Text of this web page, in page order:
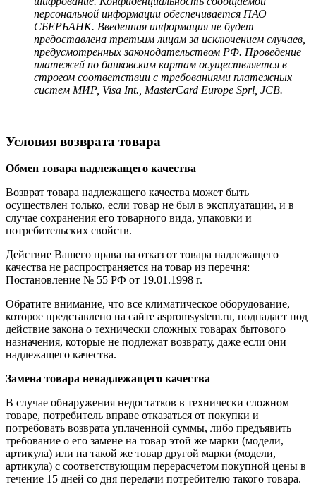
персональной информации обеспечивается ПАО
СБЕРБАНК. Введенная информация не будет
предоставлена третьим лицам за исключением случаев,
предусмотренных законодательством РФ. Проведение
платежей по банковским картам осуществляется в
строгом соответствии с требованиями платежных
систем МИР, Visa Int., MasterCard Europe Sprl, JCB.
Условия возврата товара
Обмен товара надлежащего качества
Возврат товара надлежащего качества может быть
осуществлен только, если товар не был в эксплуатации, и в
случае сохранения его товарного вида, упаковки и
потребительских свойств.
Действие Вашего права на отказ от товара надлежащего
качества не распространяется на товар из перечня:
Постановление № 55 РФ от 19.01.1998 г.
Обратите внимание, что все климатическое оборудование,
которое представлено на сайте aspromsystem.ru, подпадает под
действие закона о технически сложных товарах бытового
назначения, которые не подлежат возврату, даже если они
надлежащего качества.
Замена товара ненадлежащего качества
В случае обнаружения недостатков в технически сложном
товаре, потребитель вправе отказаться от покупки и
потребовать возврата уплаченной суммы, либо предъявить
требование о его замене на товар этой же марки (модели,
артикула) или на такой же товар другой марки (модели,
артикула) с соответствующим перерасчетом покупной цены в
течение 15 дней со дня передачи потребителю такого товара.